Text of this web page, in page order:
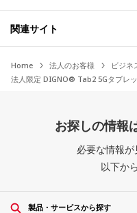
関連サイト
Home 法人のお客様
ビジネ
法人限定 DIGNO® Tab2 5Gタブレ
お探しの情報
必要な情報が
以下か
製品・サービスから探す